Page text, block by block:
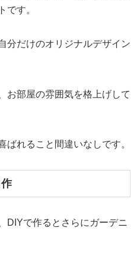
です。
分だけのオリジナルデザイン
お部屋の雰囲気を格上げして
ばれること間違いなしです。
DIYで作るとさらにガーデニ